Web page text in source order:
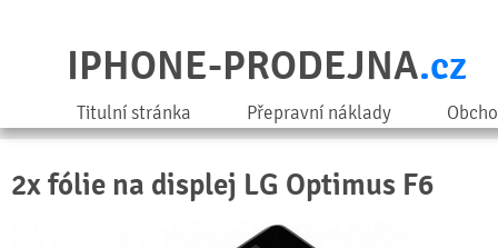
IPHONE-PRODEJNA.cz
Titulní stránka Přepravní náklady
2x fólie na displej LG Optimus F6